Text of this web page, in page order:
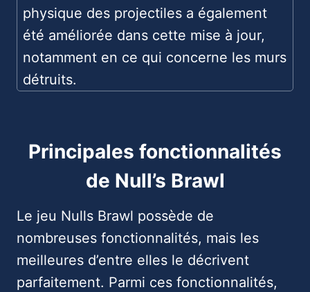
physique des projectiles a également
été améliorée dans cette mise à jour,
notamment en ce qui concerne les murs
détruits.
Principales fonctionnalités
de Null’s Brawl
Le jeu Nulls Brawl possède de
nombreuses fonctionnalités, mais les
meilleures d’entre elles le décrivent
parfaitement. Parmi ces fonctionnalités,